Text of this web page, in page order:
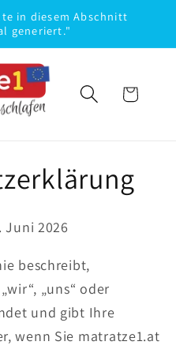
in diesem Abschnitt
generiert."
Warenkorb
Juni 2026
beschreibt,
„uns“ oder
und gibt Ihre
wenn Sie matratze1.at